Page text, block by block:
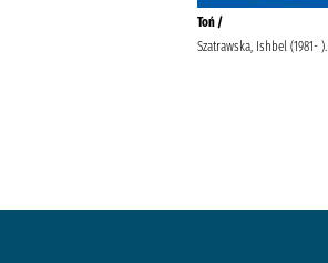
Toń /
Szatrawska, Ishbel (1981- ).